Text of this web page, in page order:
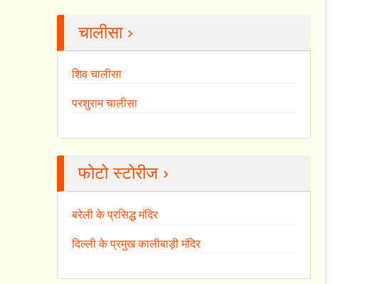
चालीसा ›
शिव चालीसा
परशुराम चालीसा
फोटो स्टोरीज ›
बरेली के प्रसिद्ध मंदिर
दिल्ली के प्रमुख कालीबाड़ी मंदिर